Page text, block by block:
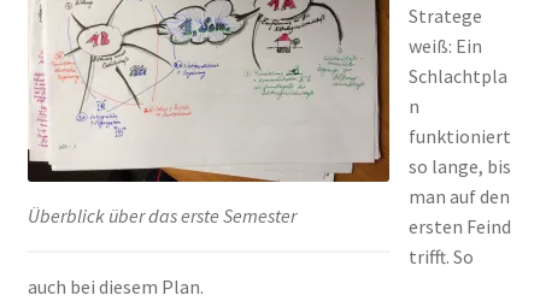
Überblick über das erste Semester
Stratege
weiß: Ein
Schlachtpla
n
funktioniert
so lange, bis
man auf den
ersten Feind
trifft. So
auch bei diesem Plan.